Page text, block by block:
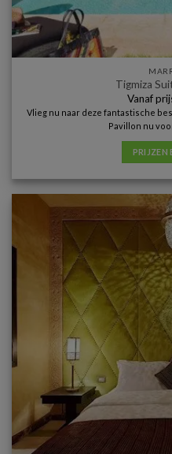
Tigmiza
Vanaf
Vlieg nu naar deze fantastische
Pavillon nu
PRIJZEN